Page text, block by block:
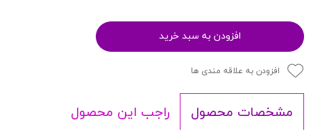
افزودن به سبد خرید
افزودن به علاقه مندی ها
مشخصات محصول
راجب این محصول